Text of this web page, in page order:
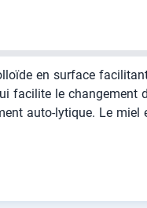
en surface
facilite le changement
auto-lytique. Le miel